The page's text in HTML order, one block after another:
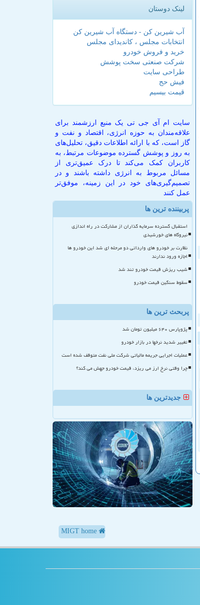
لینک دوستان
آب شیرین کن - دستگاه آب شیرین کن
انتخابات مجلس ، کاندیدای مجلس
خرید و فروش خودرو
شرکت صنعتی سخت پوشش
طراحی سایت
فیش حج
قیمت بیسیم
سایت ام آی جی تی یک منبع ارزشمند برای
علاقه‌مندان به حوزه انرژی، اقتصاد و نفت و
گاز است، که با ارائه اطلاعات دقیق، تحلیل‌های
به روز و پوشش گسترده موضوعات مرتبط، به
کاربران کمک می‌کند تا درک عمیق‌تری از
مسائل مربوط به انرژی داشته باشند و در
تصمیم‌گیری‌های خود در این زمینه، موفق‌تر
عمل کنند
پربیننده ترین ها
استقبال گسترده سرمایه گذاران از مشارکت در راه اندازی
نیروگاه های خورشیدی
نظارت بر خودرو های وارداتی دو مرحله ای شد این خودرو ها
اجازه ورود ندارند
شیب ریزش قیمت خودرو تند شد
سقوط سنگین قیمت خودرو
پربحث ترین ها
پژوپارس ۶۴۰ میلیون تومان شد
تغییر شدید نرخها در بازار خودرو
عملیات اجرایی جریمه مالیاتی شرکت ملی نفت متوقف شده است
چرا وقتی نرخ ارز می ریزد، قیمت خودرو جهش می کند؟
جدیدترین ها